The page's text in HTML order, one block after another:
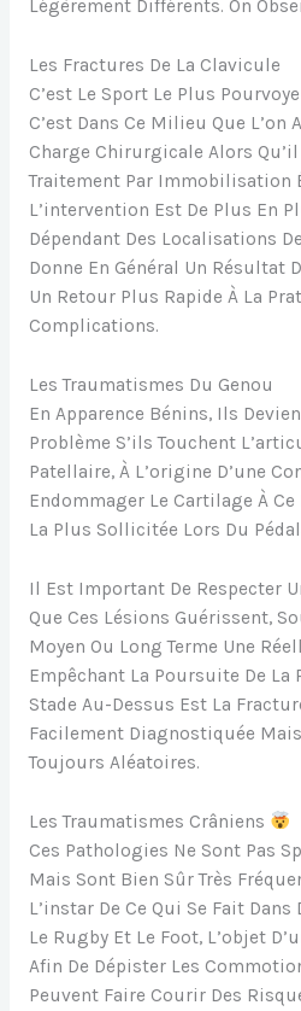
Légèrement Différents. On
Les Fractures De La Clavicule
C’est Le Sport Le Plus
C’est Dans Ce Milieu Que L’on
Charge Chirurgicale Alors Qu’il
Traitement Par Immobilisation
L’intervention Est De Plus En
Dépendant Des Localisations
Donne En Général Un Résultat
Un Retour Plus Rapide À La
Complications.
Les Traumatismes Du Genou
En Apparence Bénins, Ils
Problème S’ils Touchent
Patellaire, À L’origine D’une
Endommager Le Cartilage À
La Plus Sollicitée Lors Du
Il Est Important De Respecter
Que Ces Lésions Guérissent,
Moyen Ou Long Terme Une
Empêchant La Poursuite De La
Stade Au-Dessus Est La
Facilement Diagnostiquée
Toujours Aléatoires.
Les Traumatismes Crâniens
Ces Pathologies Ne Sont Pas
Mais Sont Bien Sûr Très
L’instar De Ce Qui Se Fait
Le Rugby Et Le Foot, L’objet
Afin De Dépister Les
Peuvent Faire Courir Des